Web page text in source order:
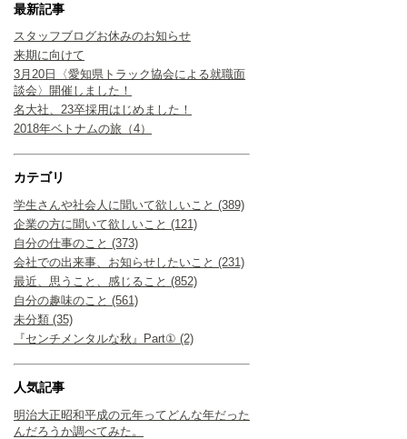
最新記事
スタッフブログお休みのお知らせ
来期に向けて
3月20日〈愛知県トラック協会による就職面
談会〉開催しました！
名大社、23卒採用はじめました！
2018年ベトナムの旅（4）
カテゴリ
学生さんや社会人に聞いて欲しいこと (389)
企業の方に聞いて欲しいこと (121)
自分の仕事のこと (373)
会社での出来事、お知らせしたいこと (231)
最近、思うこと、感じること (852)
自分の趣味のこと (561)
未分類 (35)
『センチメンタルな秋』Part① (2)
人気記事
明治大正昭和平成の元年ってどんな年だった
んだろうか調べてみた。